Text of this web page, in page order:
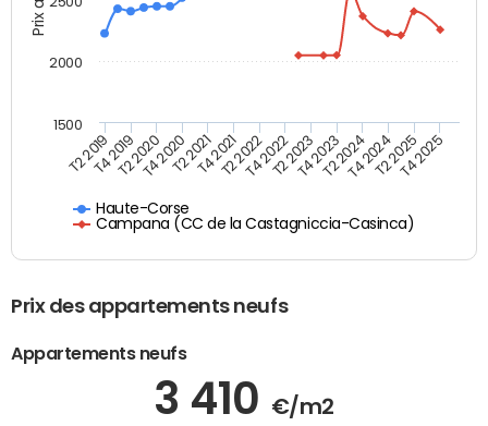
Haute-Corse
Campana (CC de la Castagniccia-Casinca)
T2 2019T4 2019T2 2020T4 2020T2 2021T4 2021T2 2022T4 2022T2 2023T4 2023T2 2024T4 2024T2 2025T4 2025
2000
1500
Prix des appartements neufs
Appartements neufs
3 410 €/m2